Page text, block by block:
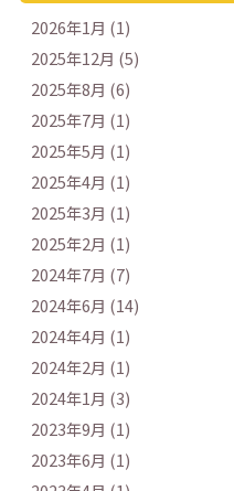
2026年1月 (1)
2025年12月 (5)
2025年8月 (6)
2025年7月 (1)
2025年5月 (1)
2025年4月 (1)
2025年3月 (1)
2025年2月 (1)
2024年7月 (7)
2024年6月 (14)
2024年4月 (1)
2024年2月 (1)
2024年1月 (3)
2023年9月 (1)
2023年6月 (1)